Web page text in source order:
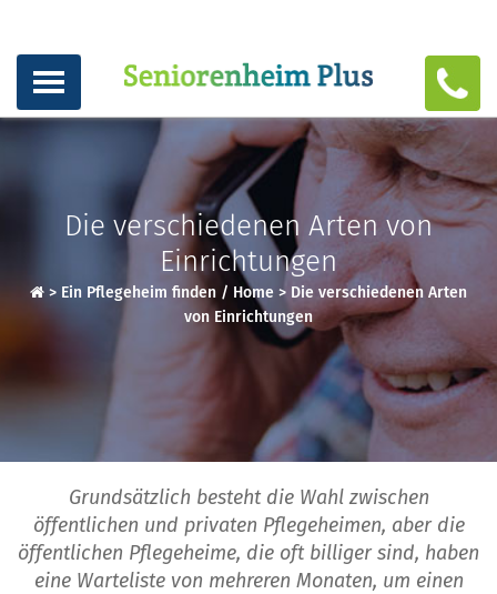
Die verschiedenen Arten von
Einrichtungen
> Ein Pflegeheim finden / Home > Die verschiedenen Arten
von Einrichtungen
Grundsätzlich besteht die Wahl zwischen
öffentlichen und privaten Pflegeheimen, aber die
öffentlichen Pflegeheime, die oft billiger sind, haben
eine Warteliste von mehreren Monaten, um einen